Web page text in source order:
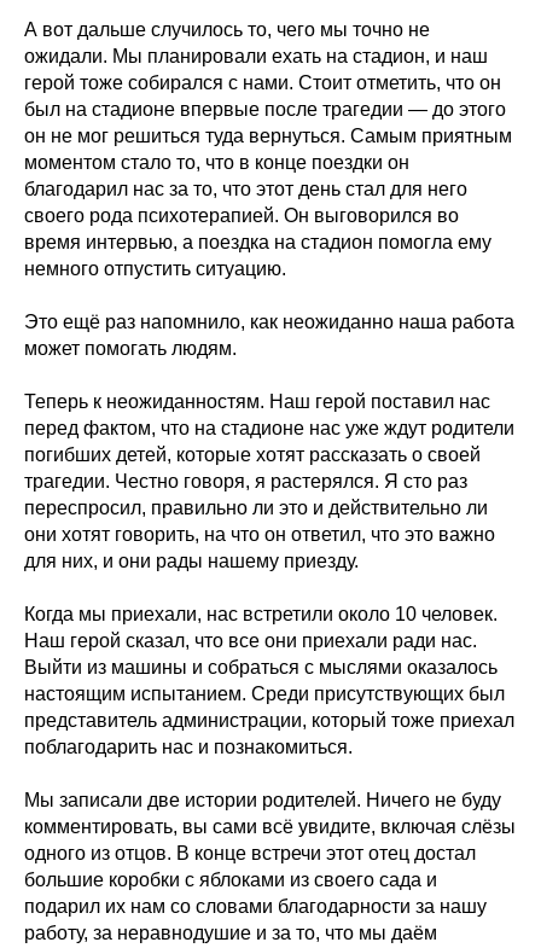
А вот дальше случилось то, чего мы точно не
ожидали. Мы планировали ехать на стадион, и наш
герой тоже собирался с нами. Стоит отметить, что он
был на стадионе впервые после трагедии — до этого
он не мог решиться туда вернуться. Самым приятным
моментом стало то, что в конце поездки он
благодарил нас за то, что этот день стал для него
своего рода психотерапией. Он выговорился во
время интервью, а поездка на стадион помогла ему
немного отпустить ситуацию.
Это ещё раз напомнило, как неожиданно наша работа
может помогать людям.
Теперь к неожиданностям. Наш герой поставил нас
перед фактом, что на стадионе нас уже ждут родители
погибших детей, которые хотят рассказать о своей
трагедии. Честно говоря, я растерялся. Я сто раз
переспросил, правильно ли это и действительно ли
они хотят говорить, на что он ответил, что это важно
для них, и они рады нашему приезду.
Когда мы приехали, нас встретили около 10 человек.
Наш герой сказал, что все они приехали ради нас.
Выйти из машины и собраться с мыслями оказалось
настоящим испытанием. Среди присутствующих был
представитель администрации, который тоже приехал
поблагодарить нас и познакомиться.
Мы записали две истории родителей. Ничего не буду
комментировать, вы сами всё увидите, включая слёзы
одного из отцов. В конце встречи этот отец достал
большие коробки с яблоками из своего сада и
подарил их нам со словами благодарности за нашу
работу, за неравнодушие и за то, что мы даём